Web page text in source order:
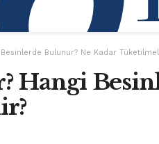
Bulunur? Ne Kadar
Hangi